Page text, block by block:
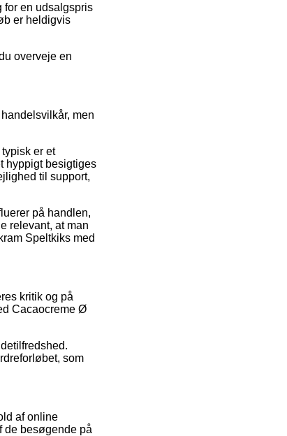
for en udsalgspris
er heldigvis
overveje en
men
er et
hyppigt besigtiges
til support,
på handlen,
relevant, at man
Speltkiks med
kritik og på
Cacaocreme Ø
som
af online
de besøgende på